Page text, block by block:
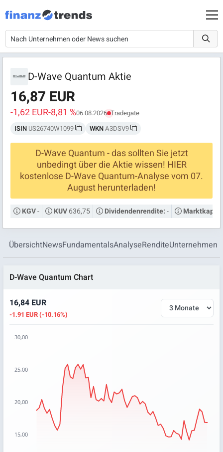
D-Wave Quantum Aktie
16,87 EUR
-1,62 EUR-8,81 %06.08.2026 Tradegate
ISIN US26740W1099 WKNA3DSV9
D-Wave Quantum - das sollten Sie jetzt
unbedingt über die Aktie wissen! HIER
kostenlose D-Wave Quantum-Analyse vom 07.
August herunterladen!
KGV- KUV636,75 Dividendenrendite:-
ÜbersichtNewsFundamentalsAnalyseRenditeUnternehmen
D-Wave Quantum Chart
16,84 EUR
-1.91 EUR (-10.16%)
Chart with 67 data points.
The chart has 1 X axis displaying categories.
The chart has 1 Y axis displaying values. Data ranges from
15,00
20,00
25,00
30,00